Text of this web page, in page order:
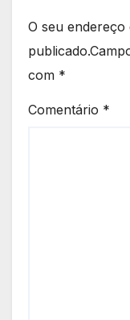
O seu
publicado.
com *
Comentário *